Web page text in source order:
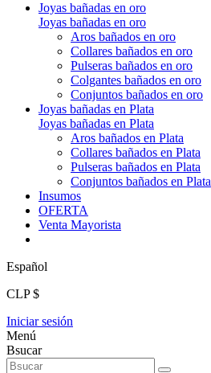
Joyas bañadas en oro
Joyas bañadas en oro
Aros bañados en oro
Collares bañados en oro
Pulseras bañados en oro
Colgantes bañados en oro
Conjuntos bañados en oro
Joyas bañadas en Plata
Joyas bañadas en Plata
Aros bañados en Plata
Collares bañados en Plata
Pulseras bañados en Plata
Conjuntos bañados en Plata
Insumos
OFERTA
Venta Mayorista
Español
CLP $
Iniciar sesión
Menú
Bsucar